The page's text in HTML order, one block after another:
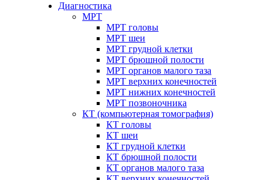
Диагностика
МРТ
МРТ головы
МРТ шеи
МРТ грудной клетки
МРТ брюшной полости
МРТ органов малого таза
МРТ верхних конечностей
МРТ нижних конечностей
МРТ позвоночника
КТ (компьютерная томография)
КТ головы
КТ шеи
КТ грудной клетки
КТ брюшной полости
КТ органов малого таза